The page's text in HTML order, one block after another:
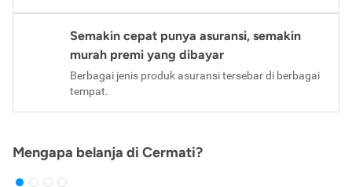
Semakin cepat punya asuransi, semakin
murah premi yang dibayar
Berbagai jenis produk asuransi tersebar di berbagai
tempat.
Mengapa belanja di Cermati?